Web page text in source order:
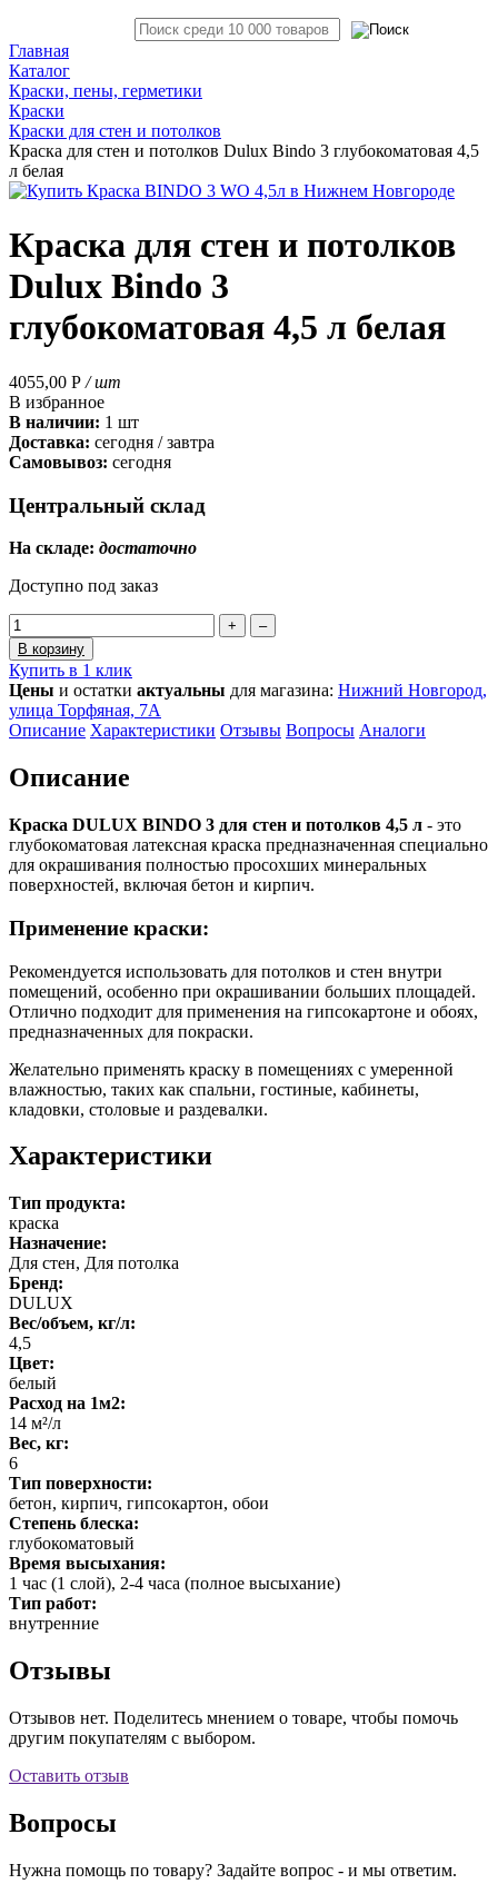
Главная
Каталог
Краски, пены, герметики
Краски
Краски для стен и потолков
Краска для стен и потолков Dulux Bindo 3 глубокоматовая 4,5
л белая
Краска для стен и потолков
Dulux Bindo 3
глубокоматовая 4,5 л белая
4055,00 Р / шт
В избранное
В наличии: 1 шт
Доставка: сегодня / завтра
Самовывоз: сегодня
Центральный склад
На складе: достаточно
Доступно под заказ
+
–
В корзину
Купить в 1 клик
Цены и остатки актуальны для магазина: Нижний Новгород,
улица Торфяная, 7А
Описание Характеристики Отзывы Вопросы Аналоги
Описание
Краска DULUX BINDO 3 для стен и потолков 4,5 л - это
глубокоматовая латексная краска предназначенная специально
для окрашивания полностью просохших минеральных
поверхностей, включая бетон и кирпич.
Применение краски:
Рекомендуется использовать для потолков и стен внутри
помещений, особенно при окрашивании больших площадей.
Отлично подходит для применения на гипсокартоне и обоях,
предназначенных для покраски.
Желательно применять краску в помещениях с умеренной
влажностью, таких как спальни, гостиные, кабинеты,
кладовки, столовые и раздевалки.
Характеристики
Тип продукта:
краска
Назначение:
Для стен, Для потолка
Бренд:
DULUX
Вес/объем, кг/л:
4,5
Цвет:
белый
Расход на 1м2:
14 м²/л
Вес, кг:
6
Тип поверхности:
бетон, кирпич, гипсокартон, обои
Степень блеска:
глубокоматовый
Время высыхания:
1 час (1 слой), 2-4 часа (полное высыхание)
Тип работ:
внутренние
Отзывы
Отзывов нет. Поделитесь мнением о товаре, чтобы помочь
другим покупателям с выбором.
Оставить отзыв
Вопросы
Нужна помощь по товару? Задайте вопрос - и мы ответим.